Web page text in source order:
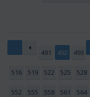
491 492 493
516 519 522 525 528
552 555 558 561 564